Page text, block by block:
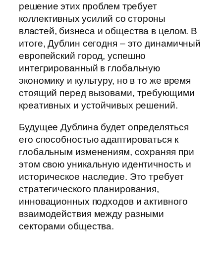
решение этих проблем требует
коллективных усилий со стороны
властей, бизнеса и общества в целом. В
итоге, Дублин сегодня – это динамичный
европейский город, успешно
интегрированный в глобальную
экономику и культуру, но в то же время
стоящий перед вызовами, требующими
креативных и устойчивых решений.
Будущее Дублина будет определяться
его способностью адаптироваться к
глобальным изменениям, сохраняя при
этом свою уникальную идентичность и
историческое наследие. Это требует
стратегического планирования,
инновационных подходов и активного
взаимодействия между разными
секторами общества.